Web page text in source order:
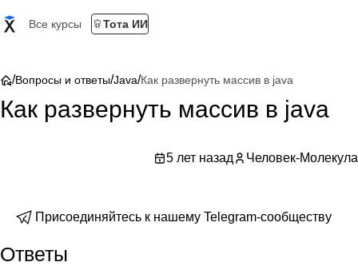
Все курсы Тота ИИ
/Вопросы и ответы/Java/Как развернуть массив в java
Как развернуть массив в java
5 лет назад Человек-Молекула
Присоединяйтесь к нашему Telegram-сообществу
Ответы